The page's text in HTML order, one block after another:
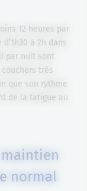
12 heures par
à 2h dans
par nuit sont
très
que son rythme
de la fatigue au
maintien
normal